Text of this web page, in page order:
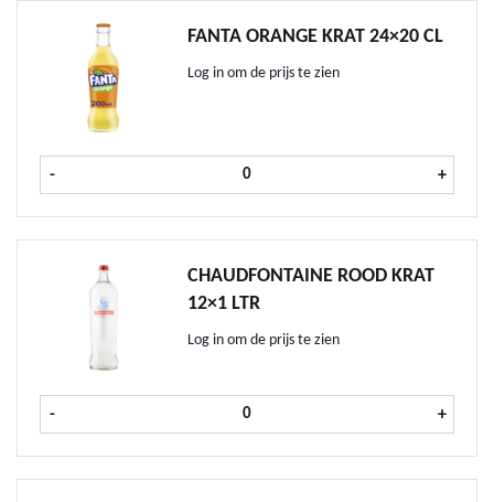
FANTA ORANGE KRAT 24×20 CL
Log in om de prijs te zien
- Fanta Orange krat 24x20 cl aantal
+
CHAUDFONTAINE ROOD KRAT
12×1 LTR
Log in om de prijs te zien
- Chaudfontaine Rood krat 12x1 ltr
+